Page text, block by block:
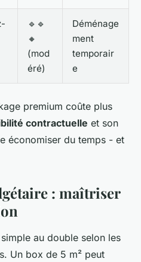
🔹🔹
🔸
(mod
éré)
Déménage
ment
temporair
e
premium coûte plus
contractuelle et son
économiser du temps - et
: maîtriser
au double selon les
Un box de 5 m² peut